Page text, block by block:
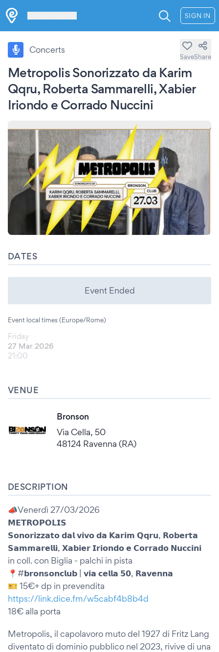
SIGN IN
Metropolis Sonorizzato da Karim
Qqru, Roberta Sammarelli, Xabier
Iriondo e Corrado Nuccini
Concerts
SaveShare
DATES
Event Ended
Event local times (Europe/Rome)
Friday
27 Mar 2026
21:00
VENUE
Bronson
Via Cella, 50
48124 Ravenna (RA)
DESCRIPTION
📣Venerdì 27/03/2026
𝗠𝗘𝗧𝗥𝗢𝗣𝗢𝗟𝗜𝗦
𝗦𝗼𝗻𝗼𝗿𝗶𝘇𝘇𝗮𝘁𝗼 𝗱𝗮𝗹 𝘃𝗶𝘃𝗼 𝗱𝗮 𝗞𝗮𝗿𝗶𝗺 𝗤𝗾𝗿𝘂, 𝗥𝗼𝗯𝗲𝗿𝘁𝗮
𝗦𝗮𝗺𝗺𝗮𝗿𝗲𝗹𝗹𝗶, 𝗫𝗮𝗯𝗶𝗲𝗿 𝗜𝗿𝗶𝗼𝗻𝗱𝗼 𝗲 𝗖𝗼𝗿𝗿𝗮𝗱𝗼 𝗡𝘂𝗰𝗰𝗶𝗻𝗶
in coll. con Biglia - palchi in pista
📍#𝗯𝗿𝗼𝗻𝘀𝗼𝗻𝗰𝗹𝘂𝗯 | 𝘃𝗶𝗮 𝗰𝗲𝗹𝗹𝗮 𝟱𝟬, 𝗥𝗮𝘃𝗲𝗻𝗻𝗮
🎫 15€+ dp in prevendita
https://link.dice.fm/w5cabf4b8b4d
18€ alla porta
Metropolis, il capolavoro muto del 1927 di Fritz Lang
diventato di dominio pubblico nel 2023, rivive di una